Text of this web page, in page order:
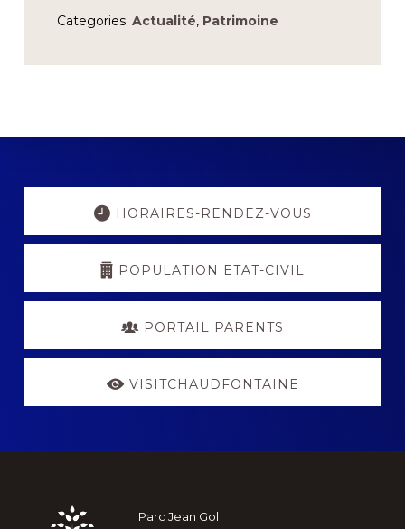
Categories: Actualité, Patrimoine
Explore
HORAIRES-RENDEZ-VOUS
POPULATION ETAT-CIVIL
PORTAIL PARENTS
VISITCHAUDFONTAINE
Footer
Parc Jean Gol